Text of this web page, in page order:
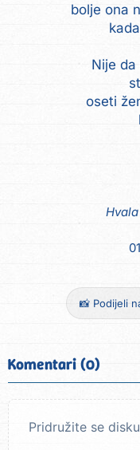
bolje ona
Nije da
oseti
Hvala
📸 Podijeli
Komentari (0)
Pridružite se